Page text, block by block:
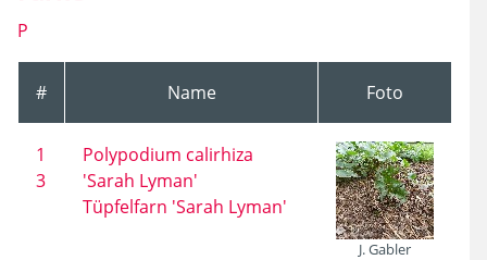
P
# Name Foto
1
3
Polypodium calirhiza
'Sarah Lyman'
Tüpfelfarn 'Sarah Lyman'
J. Gabler